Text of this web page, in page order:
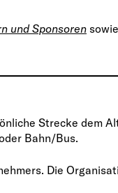
und Sponsoren
Strecke dem
Bahn/Bus.
Die